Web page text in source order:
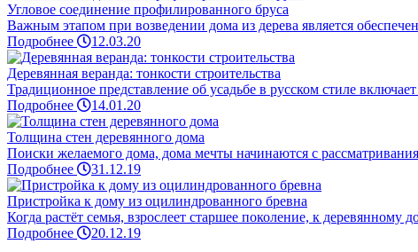
Угловое соединение профилированного бруса
Важным этапом при возведении дома из дерева является
Подробнее
12.03.20
Деревянная веранда: тонкости строительства
Традиционное представление об усадьбе в русском стиле
Подробнее
14.01.20
Толщина стен деревянного дома
Поиски желаемого дома, дома мечты начинаются с
Подробнее
31.12.19
Пристройка к дому из оцилиндрованного бревна
Когда растёт семья, взрослеет старшее поколение, к
Подробнее
20.12.19